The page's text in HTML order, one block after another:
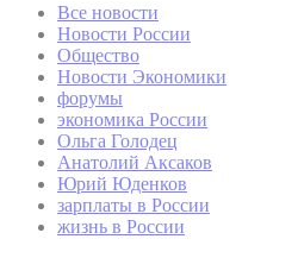
Все новости
Новости России
Общество
Новости Экономики
форумы
экономика России
Ольга Голодец
Анатолий Аксаков
Юрий Юденков
зарплаты в России
жизнь в России